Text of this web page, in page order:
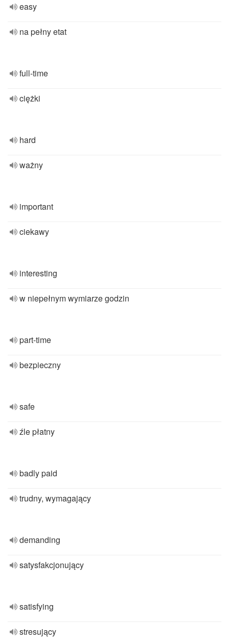
easy
na pełny etat
full-time
ciężki
hard
ważny
important
ciekawy
interesting
w niepełnym wymiarze godzin
part-time
bezpieczny
safe
źle płatny
badly paid
trudny, wymagający
demanding
satysfakcjonujący
satisfying
stresujący